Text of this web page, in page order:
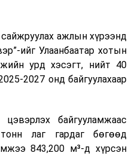
байдлыг хангах зэрэг
хөтөлбөрт тусгажээ.
лекц, асуулт-хариулт,
багаар ажиллах дасгал,
ажиллах дадлага зэрэг
зохион байгуулж
ажлын хүрээнд
ийг Улаанбаатар хотын
урд хэсэгт, нийт 40
2027 онд байгуулахаар
байгууламжаас
лаг гардаг бөгөөд
843,200 м³-д хүрсэн